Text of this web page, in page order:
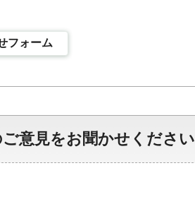
フォーム
意見をお聞かせください